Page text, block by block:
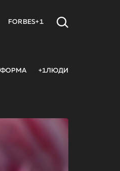
FORBES+1
+1ЛЮДИ